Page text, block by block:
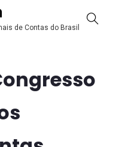
de Contas do Brasil